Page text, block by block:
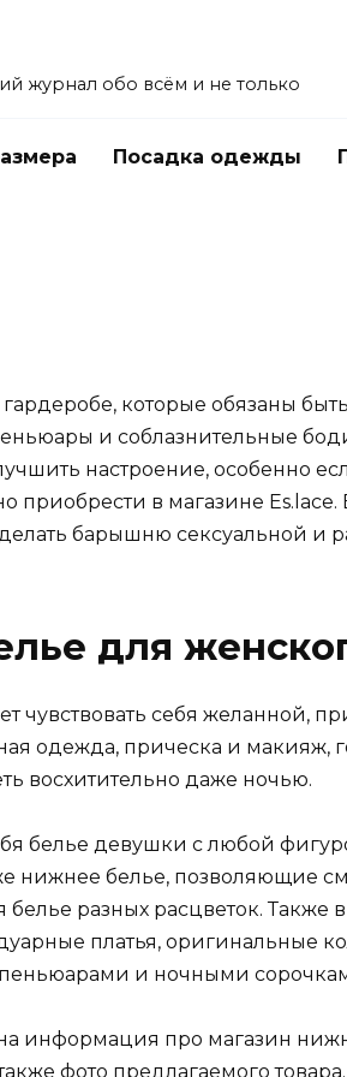
журнал обо всём и не только
Посадка одежды
которые обязаны
и соблазнительные
настроение, особенно
приобрести в магазине
барышню сексуальной и
для
чувствовать себя желанной,
одежда, прическа и
восхитительно даже ночью.
белье девушки с любой
нижнее белье, позволяющие
белье разных расцветок.
платья, оригинальные
и ночными
информация про магазин
фото предлагаемого товара.